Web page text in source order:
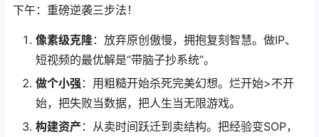
下午：重磅逆袭三步法！
像素级克隆：放弃原创傲慢，拥抱复刻智慧。做IP、
短视频的最优解是“带脑子抄系统”。
做个小强 ：用粗糙开始杀死完美幻想。烂开始>不开
始，把失败当数据，把人生当无限游戏。
构建资产 ：从卖时间跃迁到卖结构。把经验变SOP，